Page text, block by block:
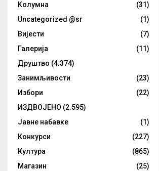
Kолумнa
(31)
Uncategorized @sr
(1)
Вијести
(7)
Галерија
(11)
Друштво (4.374)
Занимљивости
(23)
Избори
(22)
ИЗДВОЈЕНО (2.595)
Јавне набавке
(1)
Конкурси
(227)
Култура
(865)
Магазин
(25)